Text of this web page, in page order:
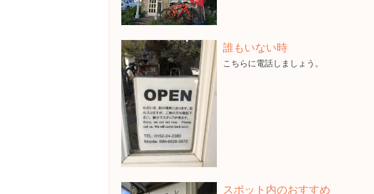
誰もいない時
こちらに電話しましょう。
スポット内のおすすめ